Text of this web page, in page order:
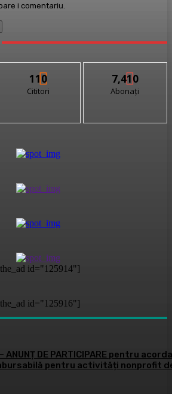
i comentariu.
110
Cititori
7,410
Abonați
id="125914"]
id="125916"]
ANUNȚ DE PARTICIPARE pentru
pentru activități nonprofit